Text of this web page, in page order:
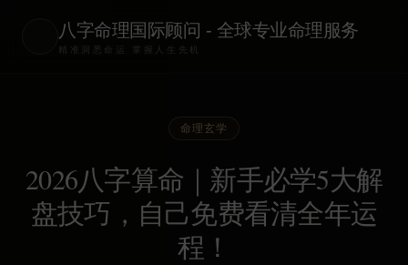
八字命理国际顾问 - 全球专业命理服务
精准洞悉命运 掌握人生先机
命理玄学
2026八字算命｜新手必学5大解
盘技巧，自己免费看清全年运
程！